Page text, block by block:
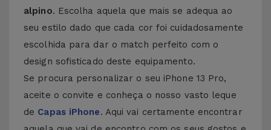
alpino. Escolha aquela que mais se adequa ao
seu estilo dado que cada cor foi cuidadosamente
escolhida para dar o match perfeito com o
design sofisticado deste equipamento.
Se procura personalizar o seu iPhone 13 Pro,
aceite o convite e conheça o nosso vasto leque
de Capas iPhone. Aqui vai certamente encontrar